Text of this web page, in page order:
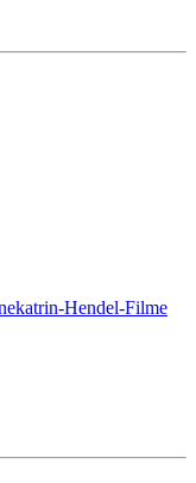
Hendel-Filme